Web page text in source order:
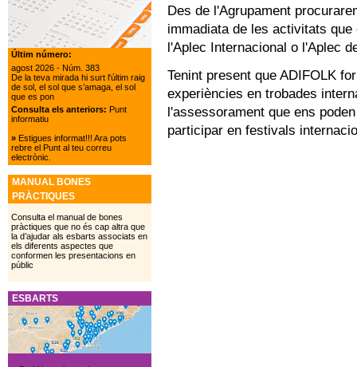
Des de l'Agrupament
immadiata de les activitats
l'Aplec Internacional o l'Aplec
Tenint present que ADIFOLK
experiències en trobades
l'assessorament que ens
participar en festivals
Últim número:
agost 2026 - Núm. 383
De la teva mirada hi surt l'últim raig
de sol, el sol que s’amaga, el sol
que es pon
Consulta els anteriors: Punt
informatiu
»Estigues informat!!! Ara pots
rebre el Punt al teu correu
electrònic.
MANUAL BONES
PRÀCTIQUES
Consulta el manual de bones
pràctiques que no és cap altra que
la d’ajudar als esbarts associats en
els diferents aspectes que
conformen les presentacions en
públic
ESBARTS